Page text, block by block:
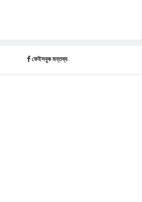
ফেইসবুক মন্তব্য